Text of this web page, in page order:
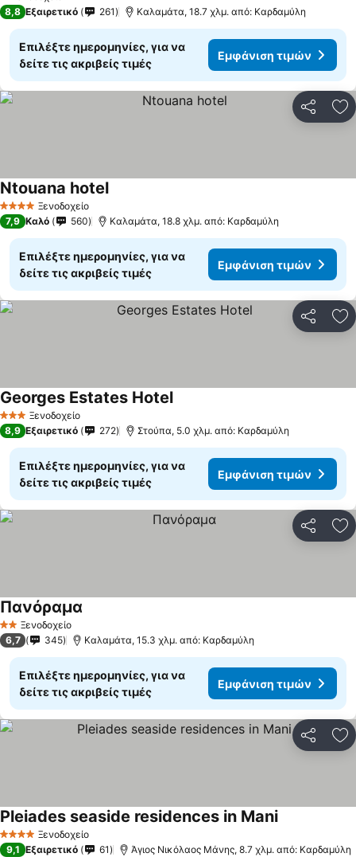
8,8 Εξαιρετικό 261 Καλαμάτα, 18.7 χλμ. από: Καρδαμύλη
Επιλέξτε ημερομηνίες, για να
δείτε τις ακριβείς τιμές
Εμφάνιση τιμών
4 ΑστέριαΞενοδοχείο
Ntouana hotelΕμφάνιση τιμών
7,9 Καλό 560 Καλαμάτα, 18.8 χλμ. από: Καρδαμύλη
Επιλέξτε ημερομηνίες, για να
δείτε τις ακριβείς τιμές
Εμφάνιση τιμών
3 ΑστέριαΞενοδοχείο
Georges Estates HotelΕμφάνιση τιμών
8,9 Εξαιρετικό 272 Στούπα, 5.0 χλμ. από: Καρδαμύλη
Επιλέξτε ημερομηνίες, για να
δείτε τις ακριβείς τιμές
Εμφάνιση τιμών
2 ΑστέριαΞενοδοχείο
Πανόραμα
6,7 345 Καλαμάτα, 15.3 χλμ. από: Καρδαμύλη
Επιλέξτε ημερομηνίες, για να
δείτε τις ακριβείς τιμές
Εμφάνιση τιμών
4 ΑστέριαΞενοδοχείο
Pleiades seaside residences in ManiΕμφάνιση
9,1 Εξαιρετικό 61 Άγιος Νικόλαος Μάνης, 8.7 χλμ. από: Καρδαμύλη